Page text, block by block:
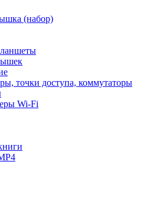
(набор)
точки доступа, коммутаторы
Wi-Fi